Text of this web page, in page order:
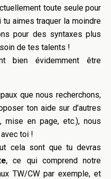
toute seule pour
aimes traquer la moindre
pour des syntaxes plus
de tes talents !
bien évidemment être
que nous recherchons,
ton aide sur d’autres
mise en page, etc.), nous
toi !
cela sont que tu devras
, ce qui comprend notre
TW/CW par exemple, et